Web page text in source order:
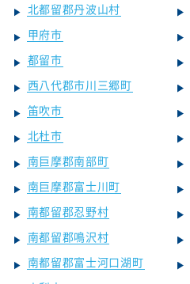
北都留郡丹波山村
甲府市
都留市
西八代郡市川三郷町
笛吹市
北杜市
南巨摩郡南部町
南巨摩郡富士川町
南都留郡忍野村
南都留郡鳴沢村
南都留郡富士河口湖町